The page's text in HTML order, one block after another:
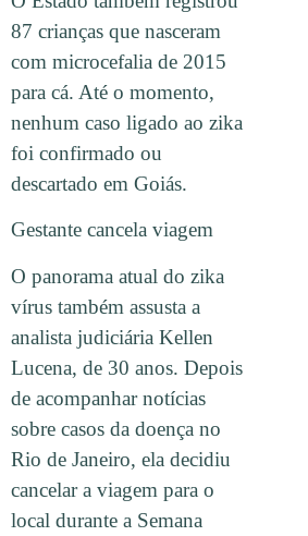
87 crianças que nasceram
com microcefalia de 2015
para cá. Até o momento,
nenhum caso ligado ao zika
foi confirmado ou
descartado em Goiás.
Gestante cancela viagem
O panorama atual do zika
vírus também assusta a
analista judiciária Kellen
Lucena, de 30 anos. Depois
de acompanhar notícias
sobre casos da doença no
Rio de Janeiro, ela decidiu
cancelar a viagem para o
local durante a Semana